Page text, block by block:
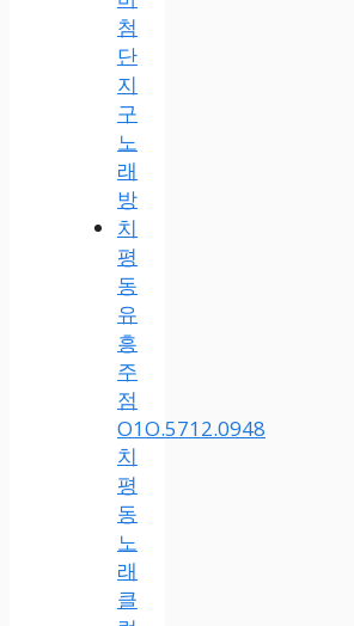
첨
단
지
구
노
래
방
치
평
동
유
흥
주
점
O1O.5712.0948
치
평
동
노
래
클